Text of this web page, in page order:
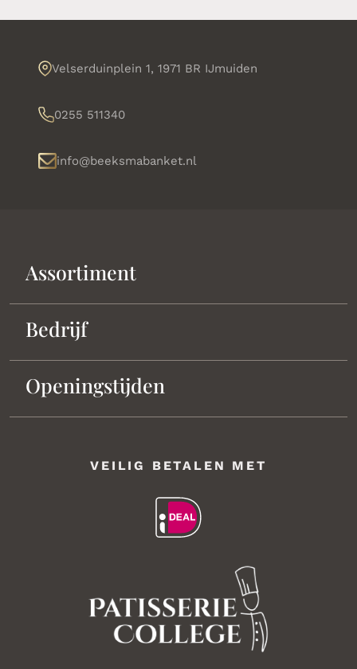
Velserduinplein 1, 1971 BR IJmuiden
0255 511340
info@beeksmabanket.nl
Assortiment
Bedrijf
Openingstijden
VEILIG BETALEN MET